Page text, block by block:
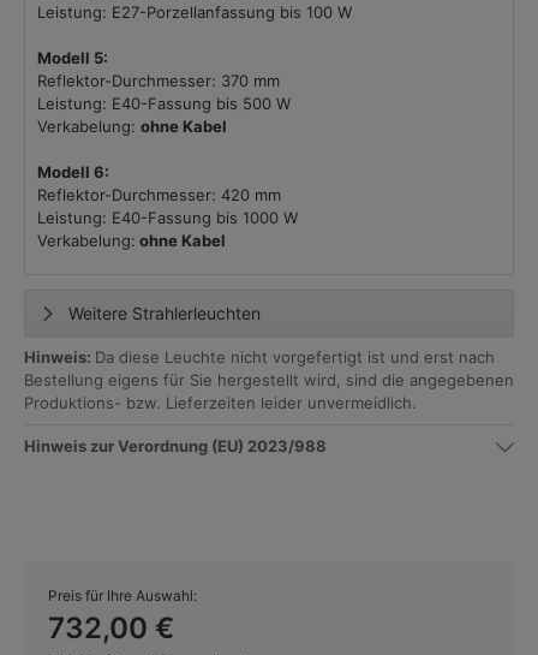
Leistung: E27-Porzellanfassung bis 100 W
Modell 5:
Reflektor-Durchmesser: 370 mm
Leistung: E40-Fassung bis 500 W
Verkabelung: ohne Kabel
Modell 6:
Reflektor-Durchmesser: 420 mm
Leistung: E40-Fassung bis 1000 W
Verkabelung: ohne Kabel
Weitere Strahlerleuchten
Hinweis: Da diese Leuchte nicht vorgefertigt ist und erst nach
Bestellung eigens für Sie hergestellt wird, sind die angegebenen
Produktions- bzw. Lieferzeiten leider unvermeidlich.
Hinweis zur Verordnung (EU) 2023/988
Preis für Ihre Auswahl:
732,00 €